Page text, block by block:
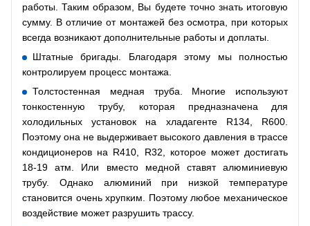
работы. Таким образом, Вы будете точно знать итоговую
сумму. В отличие от монтажей без осмотра, при которых
всегда возникают дополнительные работы и доплаты.
Штатные бригады. Благодаря этому мы полностью
контролируем процесс монтажа.
Толстостенная медная труба. Многие используют
тонкостенную трубу, которая предназначена для
холодильных установок на хладагенте R134, R600.
Поэтому она не выдерживает высокого давления в трассе
кондиционеров на R410, R32, которое может достигать
18-19 атм. Или вместо медной ставят алюминиевую
трубу. Однако алюминий при низкой температуре
становится очень хрупким. Поэтому любое механическое
воздействие может разрушить трассу.